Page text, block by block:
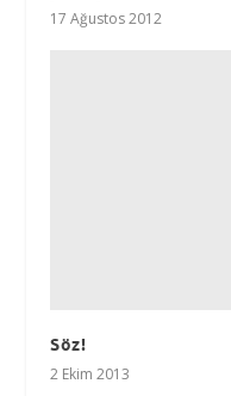
17 Ağustos 2012
Söz!
2 Ekim 2013